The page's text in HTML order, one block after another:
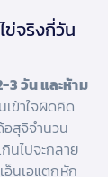
จริงกี่วัน
วัน และห้าม
ข้าใจผิดคิด
อสุจิจำนวน
นไปจะกลาย
อ็นเอแตกหัก